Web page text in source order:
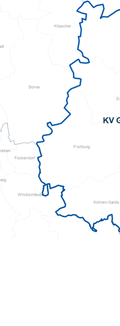
Pflegeberatung
Hilfs-Mittel-Verleih
Servicewohnen-Sonnenpark